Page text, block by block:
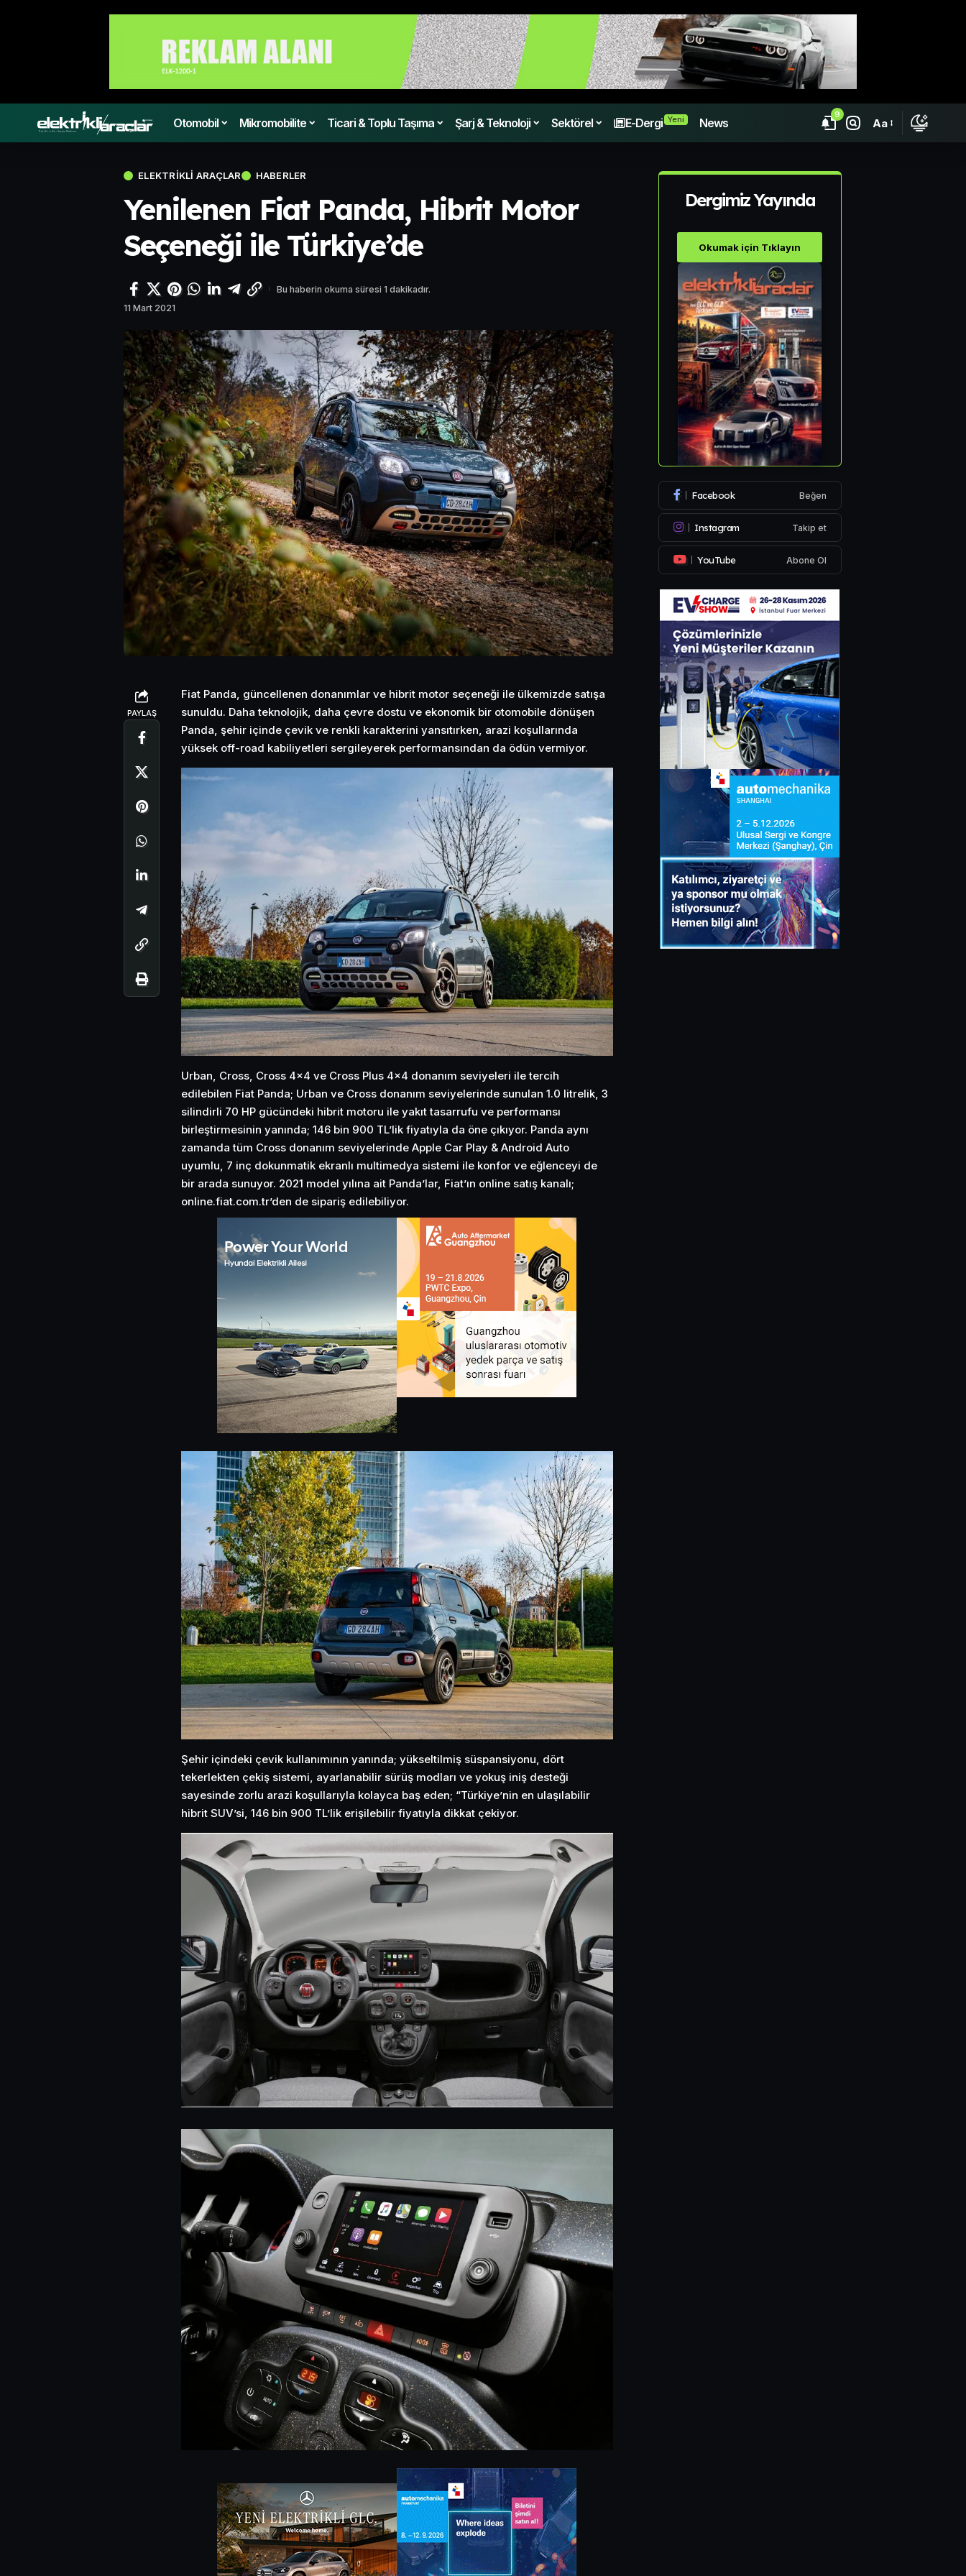
Otomobil Mikromobilite Ticari & Toplu Taşıma Şarj & Teknoloji Sektörel E-Dergi Yeni News
9
Aa
ELEKTRIKLI ARAÇLAR HABERLER
Yenilenen Fiat Panda, Hibrit Motor
Seçeneği ile Türkiye’de
11 Mart 2021
Bu haberin okuma süresi 1 dakikadır.
PAYLAŞ
Fiat Panda, güncellenen donanımlar ve hibrit motor seçeneği ile ülkemizde satışa
sunuldu. Daha teknolojik, daha çevre dostu ve ekonomik bir otomobile dönüşen
Panda, şehir içinde çevik ve renkli karakterini yansıtırken, arazi koşullarında
yüksek off-road kabiliyetleri sergileyerek performansından da ödün vermiyor.
Urban, Cross, Cross 4×4 ve Cross Plus 4×4 donanım seviyeleri ile tercih
edilebilen Fiat Panda; Urban ve Cross donanım seviyelerinde sunulan 1.0 litrelik, 3
silindirli 70 HP gücündeki hibrit motoru ile yakıt tasarrufu ve performansı
birleştirmesinin yanında; 146 bin 900 TL’lik fiyatıyla da öne çıkıyor. Panda aynı
zamanda tüm Cross donanım seviyelerinde Apple Car Play & Android Auto
uyumlu, 7 inç dokunmatik ekranlı multimedya sistemi ile konfor ve eğlenceyi de
bir arada sunuyor. 2021 model yılına ait Panda’lar, Fiat’ın online satış kanalı;
online.fiat.com.tr’den de sipariş edilebiliyor.
Şehir içindeki çevik kullanımının yanında; yükseltilmiş süspansiyonu, dört
tekerlekten çekiş sistemi, ayarlanabilir sürüş modları ve yokuş iniş desteği
sayesinde zorlu arazi koşullarıyla kolayca baş eden; “Türkiye’nin en ulaşılabilir
hibrit SUV’si, 146 bin 900 TL’lik erişilebilir fiyatıyla dikkat çekiyor.
Dergimiz Yayında
Okumak için Tıklayın
Facebook Beğen
Instagram Takip et
YouTube Abone Ol